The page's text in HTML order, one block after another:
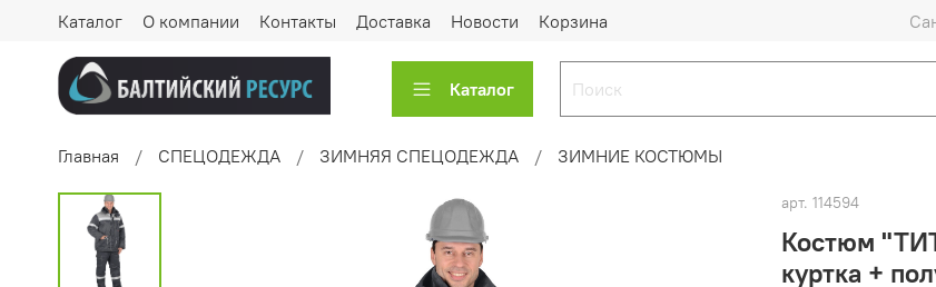
Каталог О компании Контакты Доставка Новости Корзина
Каталог
Главная СПЕЦОДЕЖДА ЗИМНЯЯ СПЕЦОДЕЖДА ЗИМНИЕ КОСТЮМЫ
арт. 114594
Костюм
куртка +